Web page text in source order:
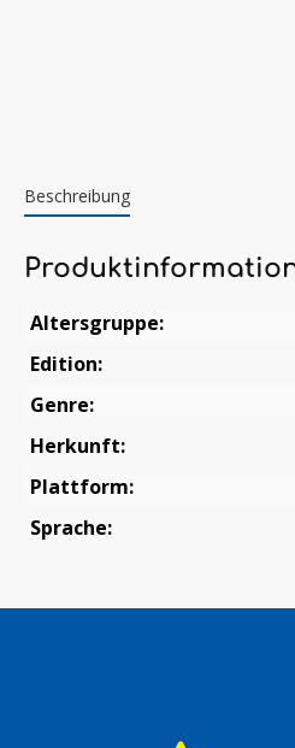
Beschreibung
Altersgruppe:
Edition:
Genre:
Herkunft:
Plattform:
Sprache: